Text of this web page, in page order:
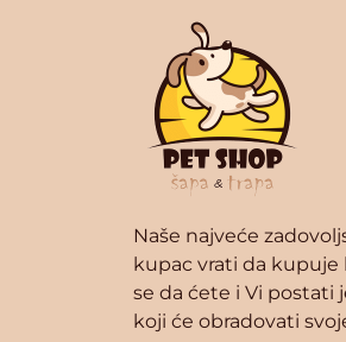
Naše najveće
kupac vrati da kupuje
se da ćete i Vi postati
koji će obradovati